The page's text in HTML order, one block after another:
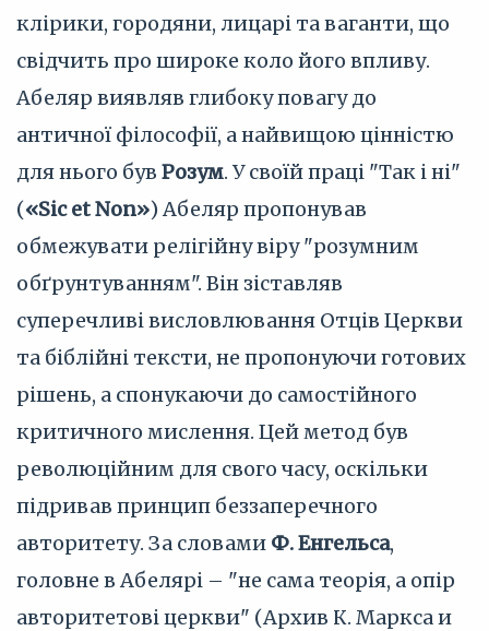
клірики, городяни, лицарі та ваганти, що
свідчить про широке коло його впливу.
Абеляр виявляв глибоку повагу до
античної філософії, а найвищою цінністю
для нього був Розум. У своїй праці "Так і ні"
(«Sic et Non») Абеляр пропонував
обмежувати релігійну віру "розумним
обґрунтуванням". Він зіставляв
суперечливі висловлювання Отців Церкви
та біблійні тексти, не пропонуючи готових
рішень, а спонукаючи до самостійного
критичного мислення. Цей метод був
революційним для свого часу, оскільки
підривав принцип беззаперечного
авторитету. За словами Ф. Енгельса,
головне в Абелярі – "не сама теорія, а опір
авторитетові церкви" (Архив К. Маркса и